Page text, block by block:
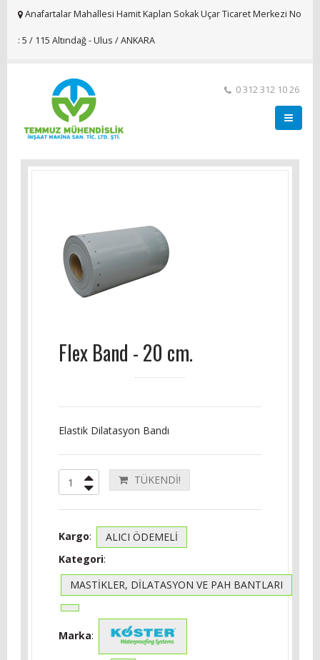
Anafartalar Mahallesi Hamit Kaplan Sokak Uçar Ticaret Merkezi No
: 5 / 115 Altındağ - Ulus / ANKARA
0 312 312 10 26
Flex Band - 20 cm.
Elastik Dilatasyon Bandı
TÜKENDİ!
Kargo:
ALICI ÖDEMELİ
Kategori:
MASTIKLER, DILATASYON VE PAH BANTLARI
Marka: